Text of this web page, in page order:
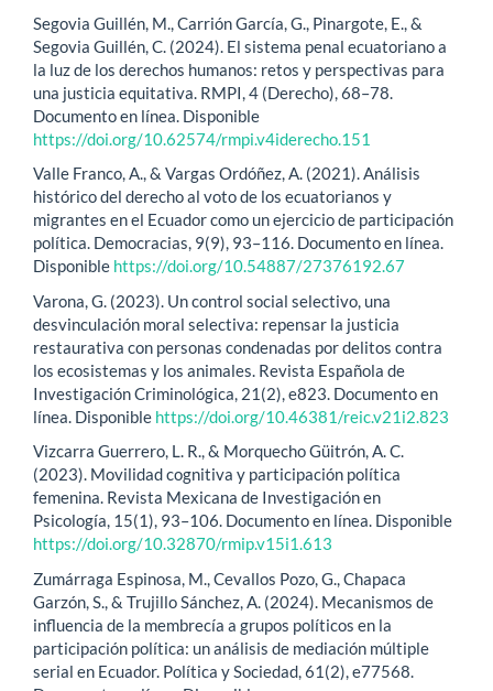
Segovia Guillén, M., Carrión García, G., Pinargote, E., &
Segovia Guillén, C. (2024). El sistema penal ecuatoriano a
la luz de los derechos humanos: retos y perspectivas para
una justicia equitativa. RMPI, 4 (Derecho), 68–78.
Documento en línea. Disponible
https://doi.org/10.62574/rmpi.v4iderecho.151
Valle Franco, A., & Vargas Ordóñez, A. (2021). Análisis
histórico del derecho al voto de los ecuatorianos y
migrantes en el Ecuador como un ejercicio de participación
política. Democracias, 9(9), 93–116. Documento en línea.
Disponible https://doi.org/10.54887/27376192.67
Varona, G. (2023). Un control social selectivo, una
desvinculación moral selectiva: repensar la justicia
restaurativa con personas condenadas por delitos contra
los ecosistemas y los animales. Revista Española de
Investigación Criminológica, 21(2), e823. Documento en
línea. Disponible https://doi.org/10.46381/reic.v21i2.823
Vizcarra Guerrero, L. R., & Morquecho Güitrón, A. C.
(2023). Movilidad cognitiva y participación política
femenina. Revista Mexicana de Investigación en
Psicología, 15(1), 93–106. Documento en línea. Disponible
https://doi.org/10.32870/rmip.v15i1.613
Zumárraga Espinosa, M., Cevallos Pozo, G., Chapaca
Garzón, S., & Trujillo Sánchez, A. (2024). Mecanismos de
influencia de la membrecía a grupos políticos en la
participación política: un análisis de mediación múltiple
serial en Ecuador. Política y Sociedad, 61(2), e77568.